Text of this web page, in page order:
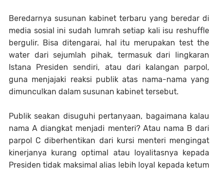
Beredarnya susunan kabinet terbaru yang beredar di
media sosial ini sudah lumrah setiap kali isu reshuffle
bergulir. Bisa ditengarai, hal itu merupakan test the
water dari sejumlah pihak, termasuk dari lingkaran
Istana Presiden sendiri, atau dari kalangan parpol,
guna menjajaki reaksi publik atas nama-nama yang
dimunculkan dalam susunan kabinet tersebut.
Publik seakan disuguhi pertanyaan, bagaimana kalau
nama A diangkat menjadi menteri? Atau nama B dari
parpol C diberhentikan dari kursi menteri mengingat
kinerjanya kurang optimal atau loyalitasnya kepada
Presiden tidak maksimal alias lebih loyal kepada ketum